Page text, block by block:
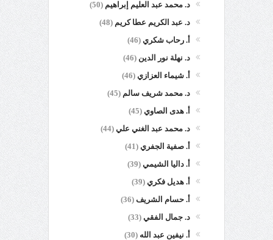
د. محمد عبد العليم إبراهيم (50)
د. عبد الكريم عطا كريم (48)
أ. رحاب شكري (46)
د. نهلة نور الدين (46)
أ. شيماء العزازي (46)
د. محمد شريف سالم (45)
أ. هدى الصاوي (45)
د. محمد عبد الغني علي (44)
أ. صفية الجفري (41)
أ. داليا الشيمي (39)
أ. هديل فكري (39)
أ. حسام الشريف (36)
د. جمال الفقي (33)
أ. نيفين عبد الله (30)